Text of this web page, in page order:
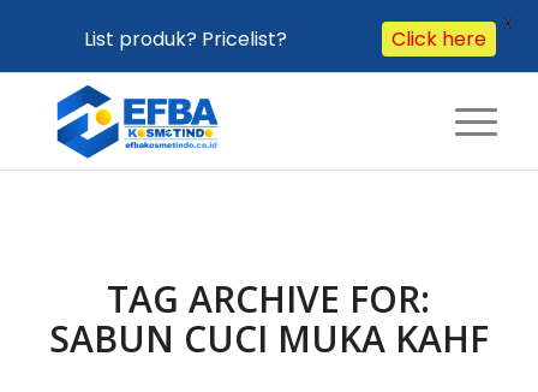
TAG ARCHIVE FOR:
SABUN CUCI MUKA KAHF
List produk? Pricelist? Click here
X